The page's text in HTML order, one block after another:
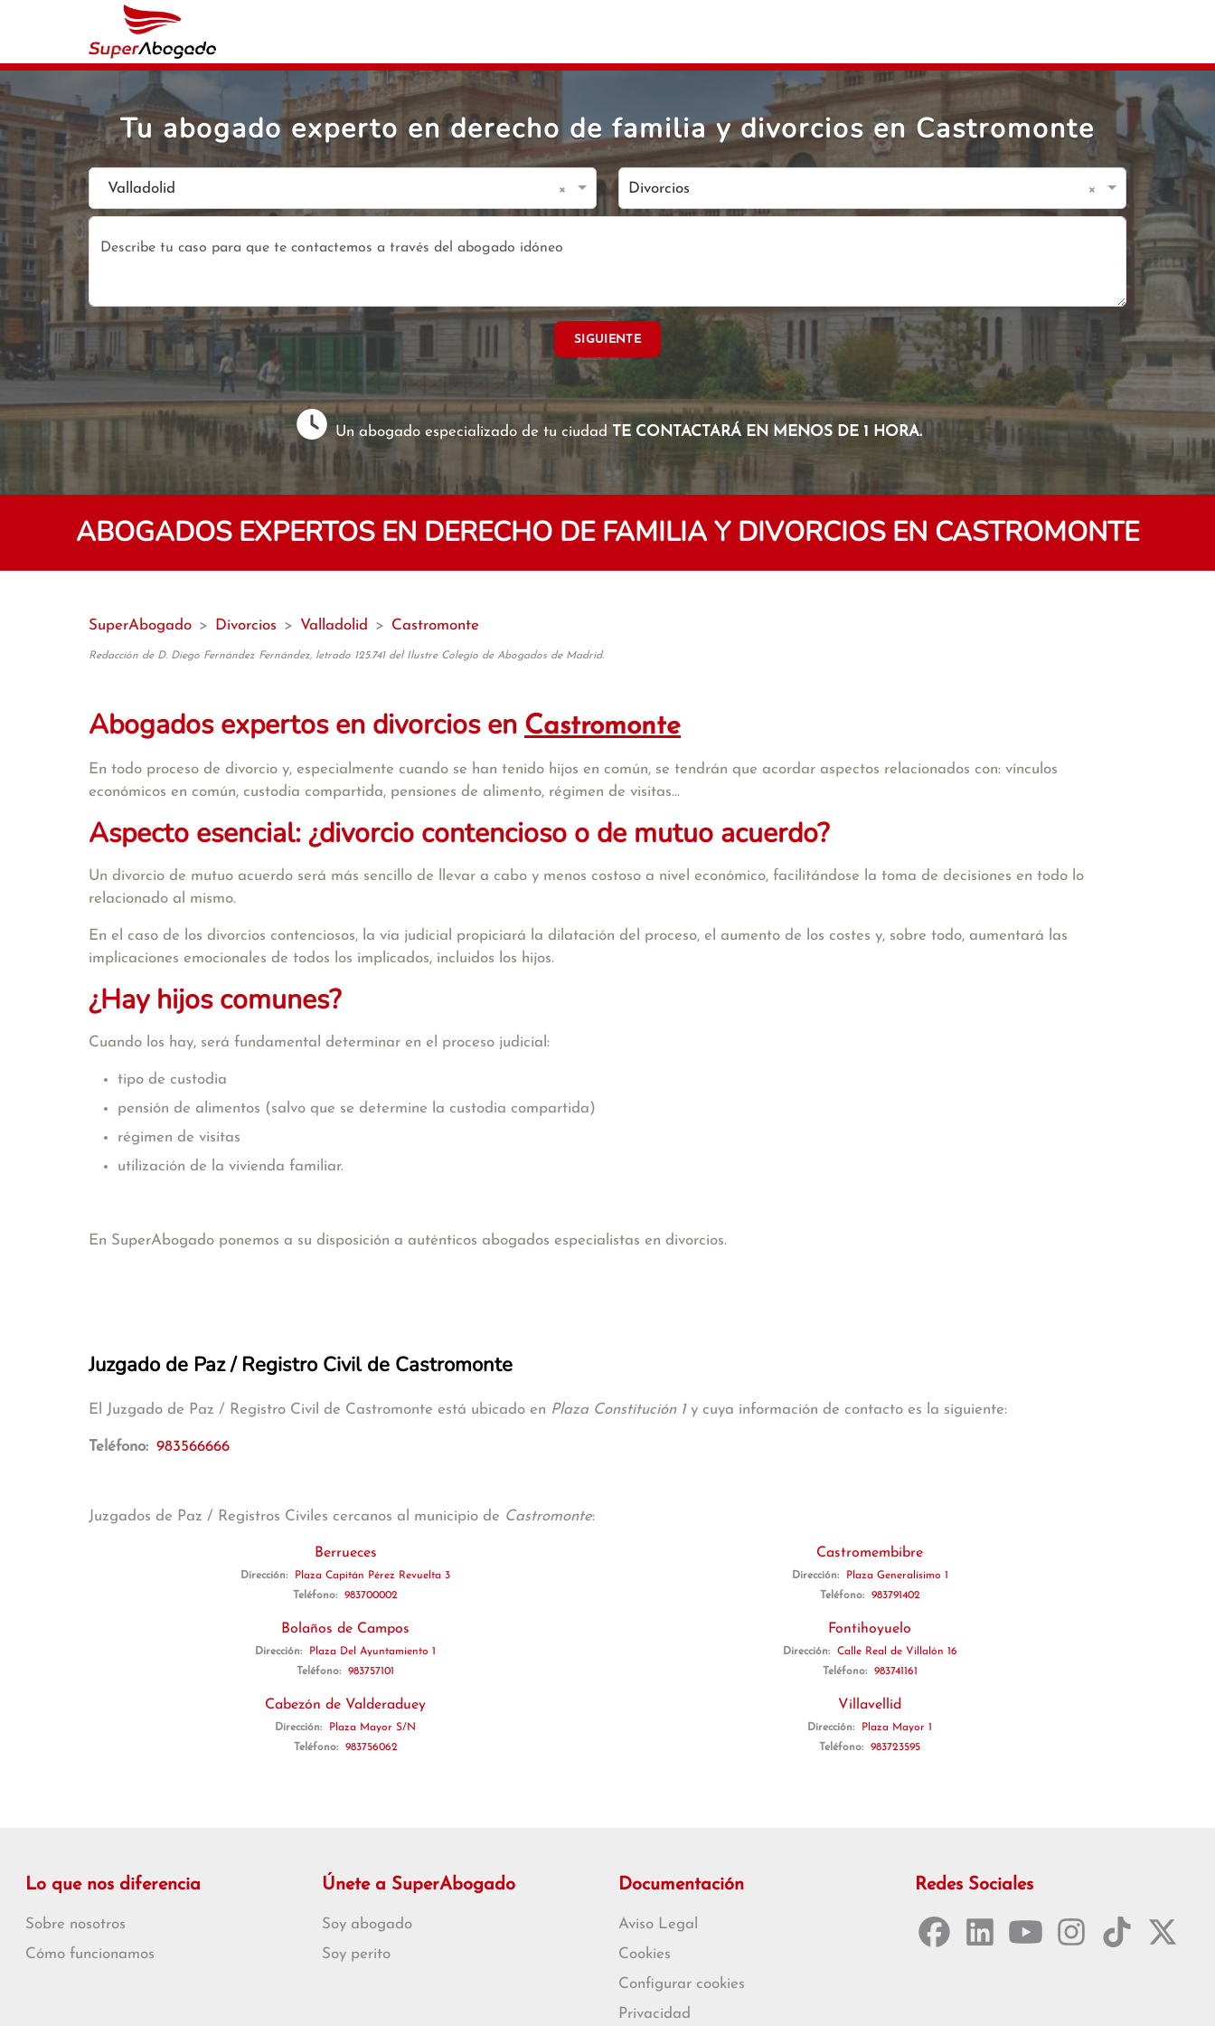
Tu abogado experto en derecho de familia y divorcios en Castromonte
Valladolid × Divorcios ×
SIGUIENTE
Un abogado especializado de tu ciudad TE CONTACTARÁ EN MENOS DE 1 HORA.
ABOGADOS EXPERTOS EN DERECHO DE FAMILIA Y DIVORCIOS EN CASTROMONTE
SuperAbogado > Divorcios > Valladolid > Castromonte
Redacción de D. Diego Fernández Fernández, letrado 125.741 del Ilustre Colegio de Abogados de Madrid.
Abogados expertos en divorcios en Castromonte
En todo proceso de divorcio y, especialmente cuando se han tenido hijos en común, se tendrán que acordar aspectos relacionados con: vínculos
económicos en común, custodia compartida, pensiones de alimento, régimen de visitas...
Aspecto esencial: ¿divorcio contencioso o de mutuo acuerdo?
Un divorcio de mutuo acuerdo será más sencillo de llevar a cabo y menos costoso a nivel económico, facilitándose la toma de decisiones en todo lo
relacionado al mismo.
En el caso de los divorcios contenciosos, la vía judicial propiciará la dilatación del proceso, el aumento de los costes y, sobre todo, aumentará las
implicaciones emocionales de todos los implicados, incluidos los hijos.
¿Hay hijos comunes?
Cuando los hay, será fundamental determinar en el proceso judicial:
tipo de custodia
pensión de alimentos (salvo que se determine la custodia compartida)
régimen de visitas
utilización de la vivienda familiar.
En SuperAbogado ponemos a su disposición a auténticos abogados especialistas en divorcios.
Juzgado de Paz / Registro Civil de Castromonte
El Juzgado de Paz / Registro Civil de Castromonte está ubicado en Plaza Constitución 1y cuya información de contacto es la siguiente:
Teléfono: 983566666
Juzgados de Paz / Registros Civiles cercanos al municipio de Castromonte:
Berrueces
Dirección:
Plaza Capitán Pérez Revuelta 3
Teléfono:
983700002
Bolaños de Campos
Dirección:
Plaza Del Ayuntamiento 1
Teléfono:
983757101
Cabezón de Valderaduey
Dirección:
Plaza Mayor S/N
Teléfono:
983756062
Castromembibre
Dirección:
Plaza Generalísimo 1
Teléfono:
983791402
Fontihoyuelo
Dirección:
Calle Real de Villalón 16
Teléfono:
983741161
Villavellid
Dirección:
Plaza Mayor 1
Teléfono:
983723595
Lo que nos diferencia
Sobre nosotros
Cómo funcionamos
Únete a SuperAbogado
Soy abogado
Soy perito
Documentación
Aviso Legal
Cookies
Configurar cookies
Privacidad
Redes Sociales